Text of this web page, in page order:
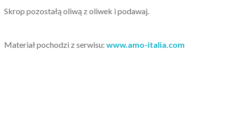
Skrop pozostałą oliwą z oliwek i podawaj.
Materiał pochodzi z serwisu: www.amo-italia.com